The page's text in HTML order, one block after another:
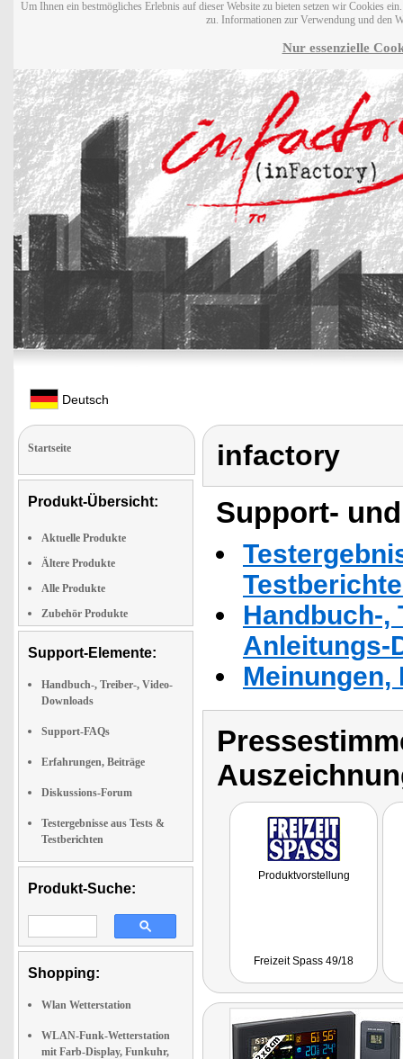
Um Ihnen ein bestmögliches Erlebnis auf dieser Website zu bieten setzen wir Cookies
zu. Informationen zur Verwendung und den
Nur essenzielle
Deutsch
Startseite
Produkt-Übersicht:
Aktuelle Produkte
Ältere Produkte
Alle Produkte
Zubehör Produkte
Support-Elemente:
Handbuch-, Treiber-, Video-
Downloads
Support-FAQs
Erfahrungen, Beiträge
Diskussions-Forum
Testergebnisse aus Tests &
Testberichten
Produkt-Suche:
Shopping:
Wlan Wetterstation
WLAN-Funk-Wetterstation
mit Farb-Display, Funkuhr,
infactory
Support-
Handbuch-,
Anleitungs-
Produktvorstellung
Freizeit Spass 49/18